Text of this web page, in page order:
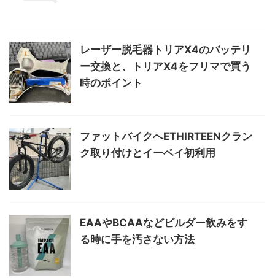
レーザー脱毛器トリアX4のバッテリ
ー交換と、トリアX4をフリマで買う
時のポイント
ファットバイクへETHIRTEENクラン
ク取り付けとイーベイ初利用
EAAやBCAAなどビルダー飲みをす
る時に手を汚さない方法